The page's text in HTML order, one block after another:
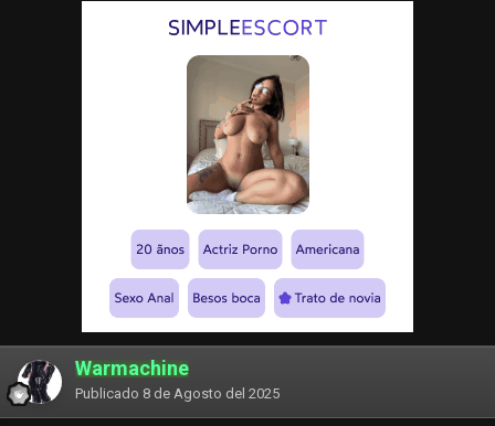
Warmachine
Publicado 8 de Agosto del 2025